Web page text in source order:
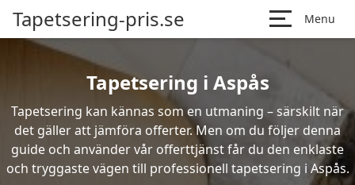
Tapetsering-pris.se Menu
Tapetsering i Aspås
Tapetsering kan kännas som en utmaning – särskilt när
det gäller att jämföra offerter. Men om du följer denna
guide och använder vår offerttjänst får du den enklaste
och tryggaste vägen till professionell tapetsering i Aspås.